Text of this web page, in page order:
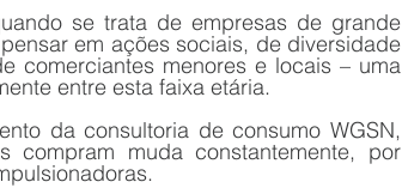
se trata de empresas de grande
em ações sociais, de diversidade
comerciantes menores e locais – uma
entre esta faixa etária.
da consultoria de consumo WGSN,
compram muda constantemente, por